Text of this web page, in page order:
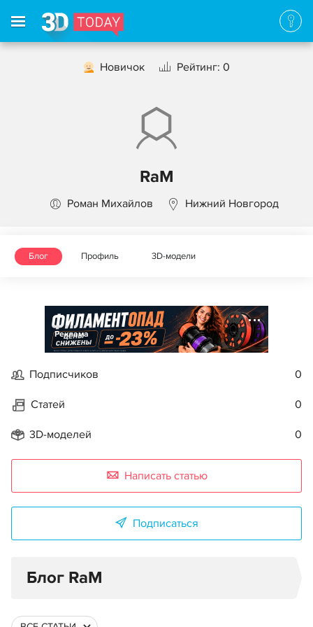
Новичок Рейтинг: 0
RaM
Роман Михайлов Нижний Новгород
Блог Профиль 3D-модели
Реклама
Подписчиков 0
Статей 0
3D-моделей 0
Написать статью
Подписаться
Блог RaM